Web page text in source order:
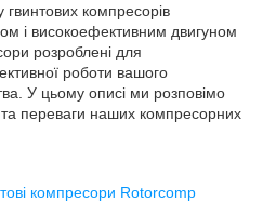
компресорів
і високоефективним двигуном
розроблені для
роботи вашого
У цьому описі ми розповімо
та переваги наших компресорних
компресори Rotorcomp